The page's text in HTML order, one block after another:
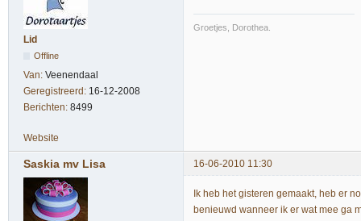
Lid
Offline
Van: Veenendaal
Geregistreerd: 16-12-2008
Berichten: 8499
Groetjes, Dorothea.
Website
Saskia mv Lisa 16-06-2010 11:30
Ik heb het gisteren gemaakt, heb er
benieuwd wanneer ik er wat mee ga